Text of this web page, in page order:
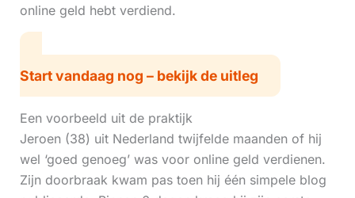
online geld hebt verdiend.
Start vandaag nog – bekijk de uitleg
Een voorbeeld uit de praktijk
Jeroen (38) uit Nederland twijfelde maanden of hij
wel ‘goed genoeg’ was voor online geld verdienen.
Zijn doorbraak kwam pas toen hij één simpele blog